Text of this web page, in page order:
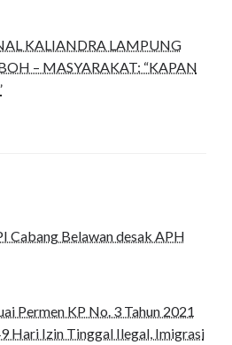
KALIANDRA LAMPUNG
– MASYARAKAT: “KAPAN
Cabang Belawan desak APH
Permen KP No. 3 Tahun 2021
Hari Izin Tinggal Ilegal, Imigrasi